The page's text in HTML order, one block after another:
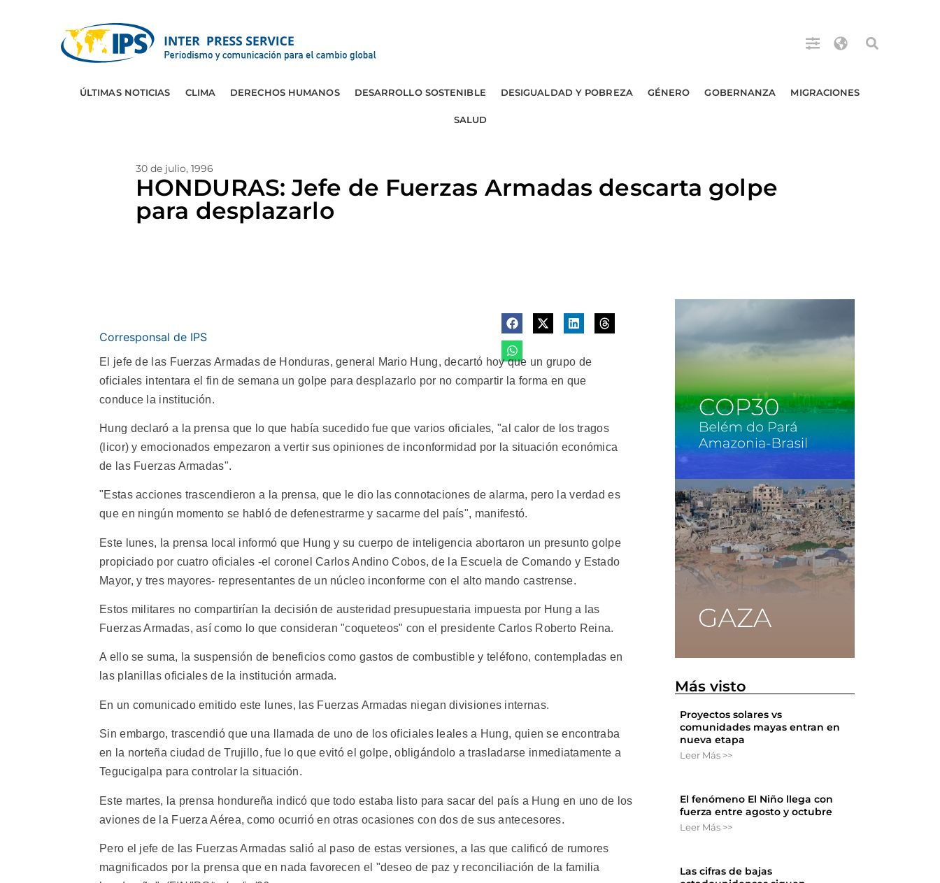
ÚLTIMAS NOTICIAS CLIMA DERECHOS HUMANOS DESARROLLO SOSTENIBLE DESIGUALDAD Y POBREZA GÉNERO GOBERNANZA MIGRACIONES
SALUD
30 de julio, 1996
HONDURAS: Jefe de Fuerzas Armadas descarta golpe
para desplazarlo
Corresponsal de IPS
El jefe de las Fuerzas Armadas de Honduras, general Mario Hung, decartó hoy que un grupo de
oficiales intentara el fin de semana un golpe para desplazarlo por no compartir la forma en que
conduce la institución.
Hung declaró a la prensa que lo que había sucedido fue que varios oficiales, "al calor de los tragos
(licor) y emocionados empezaron a vertir sus opiniones de inconformidad por la situación económica
de las Fuerzas Armadas".
"Estas acciones trascendieron a la prensa, que le dio las connotaciones de alarma, pero la verdad es
que en ningún momento se habló de defenestrarme y sacarme del país", manifestó.
Este lunes, la prensa local informó que Hung y su cuerpo de inteligencia abortaron un presunto golpe
propiciado por cuatro oficiales -el coronel Carlos Andino Cobos, de la Escuela de Comando y Estado
Mayor, y tres mayores- representantes de un núcleo inconforme con el alto mando castrense.
Estos militares no compartirían la decisión de austeridad presupuestaria impuesta por Hung a las
Fuerzas Armadas, así como lo que consideran "coqueteos" con el presidente Carlos Roberto Reina.
A ello se suma, la suspensión de beneficios como gastos de combustible y teléfono, contempladas en
las planillas oficiales de la institución armada.
En un comunicado emitido este lunes, las Fuerzas Armadas niegan divisiones internas.
Sin embargo, trascendió que una llamada de uno de los oficiales leales a Hung, quien se encontraba
en la norteña ciudad de Trujillo, fue lo que evitó el golpe, obligándolo a trasladarse inmediatamente a
Tegucigalpa para controlar la situación.
Este martes, la prensa hondureña indicó que todo estaba listo para sacar del país a Hung en uno de los
aviones de la Fuerza Aérea, como ocurrió en otras ocasiones con dos de sus antecesores.
Pero el jefe de las Fuerzas Armadas salió al paso de estas versiones, a las que calificó de rumores
magnificados por la prensa que en nada favorecen el "deseo de paz y reconciliación de la familia
Más visto
Proyectos solares vs
comunidades mayas entran en
nueva etapa
Leer Más >>
El fenómeno El Niño llega con
fuerza entre agosto y octubre
Leer Más >>
Las cifras de bajas